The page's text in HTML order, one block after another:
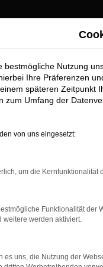
Augsburg
für exzellente
zu
geht. Erfahren Sie
bestmögliche Nutzung
Ihre Präferenzen
späteren
zum Umfang der
von uns eingesetzt:
um die Kernfunktionalität
Funktionalität der
weitere werden aktiviert.
es uns, die Nutzung der